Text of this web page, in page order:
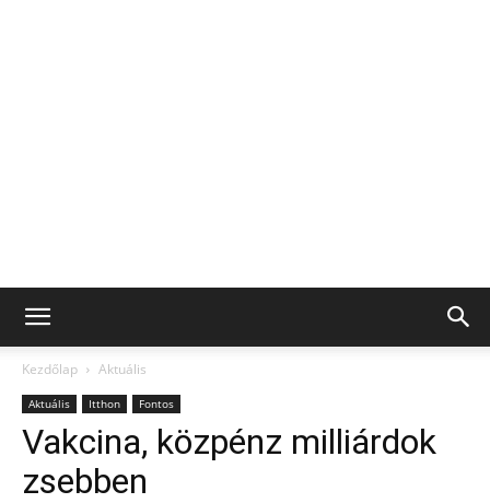
Kezdőlap Aktuális
Aktuális Itthon Fontos
Vakcina, közpénz milliárdok
zsebben